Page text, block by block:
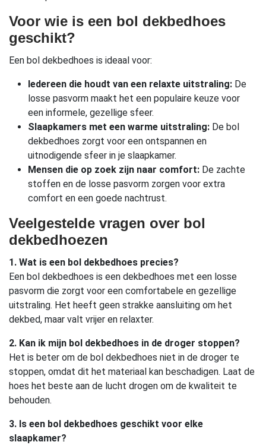
Voor wie is een bol dekbedhoes
geschikt?
Een bol dekbedhoes is ideaal voor:
Iedereen die houdt van een relaxte uitstraling: De
losse pasvorm maakt het een populaire keuze voor
een informele, gezellige sfeer.
Slaapkamers met een warme uitstraling: De bol
dekbedhoes zorgt voor een ontspannen en
uitnodigende sfeer in je slaapkamer.
Mensen die op zoek zijn naar comfort: De zachte
stoffen en de losse pasvorm zorgen voor extra
comfort en een goede nachtrust.
Veelgestelde vragen over bol
dekbedhoezen
1. Wat is een bol dekbedhoes precies?
Een bol dekbedhoes is een dekbedhoes met een losse
pasvorm die zorgt voor een comfortabele en gezellige
uitstraling. Het heeft geen strakke aansluiting om het
dekbed, maar valt vrijer en relaxter.
2. Kan ik mijn bol dekbedhoes in de droger stoppen?
Het is beter om de bol dekbedhoes niet in de droger te
stoppen, omdat dit het materiaal kan beschadigen. Laat de
hoes het beste aan de lucht drogen om de kwaliteit te
behouden.
3. Is een bol dekbedhoes geschikt voor elke
slaapkamer?